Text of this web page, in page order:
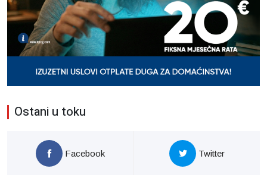
Ostani u toku
Facebook Twitter